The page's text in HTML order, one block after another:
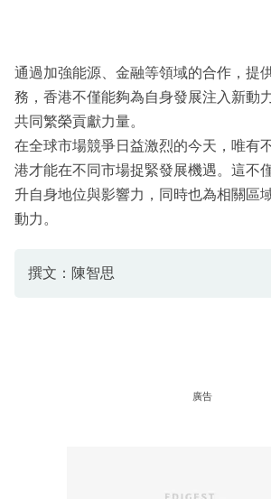
通過加強能源、金融等領域的合作，提
務，香港不僅能夠為自身發展注入新動
共同繁榮貢獻力量。
在全球市場競爭日益激烈的今天，唯有
港才能在不同市場捉緊發展機遇。這不
升自身地位與影響力，同時也為相關區
動力。
撰文：陳智思
廣告